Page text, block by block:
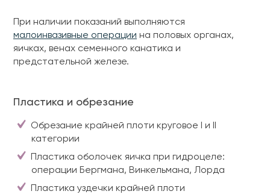
При наличии показаний выполняются
малоинвазивные операции на половых органах,
яичках, венах семенного канатика и
предстательной железе.
Пластика и обрезание
Обрезание крайней плоти круговое I и II
категории
Пластика оболочек яичка при гидроцеле:
операции Бергмана, Винкельмана, Лорда
Пластика уздечки крайней плоти